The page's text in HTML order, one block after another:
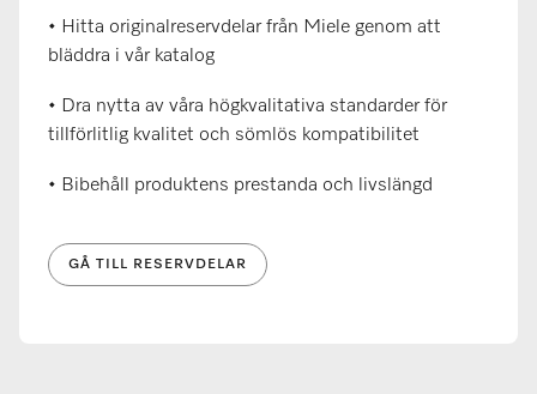
• Hitta originalreservdelar från Miele genom att
bläddra i vår katalog
• Dra nytta av våra högkvalitativa standarder för
tillförlitlig kvalitet och sömlös kompatibilitet
• Bibehåll produktens prestanda och livslängd
GÅ TILL RESERVDELAR